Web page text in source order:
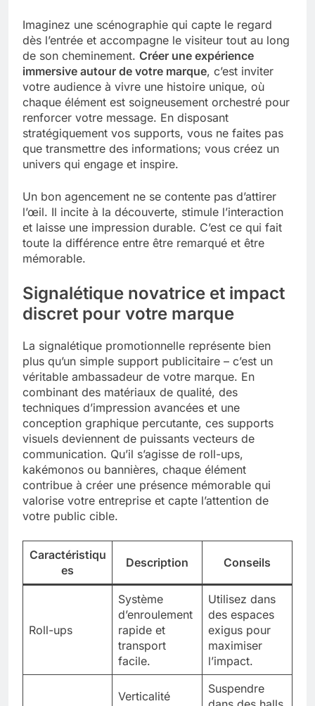
Imaginez une scénographie qui capte le regard
dès l’entrée et accompagne le visiteur tout au long
de son cheminement. Créer une expérience
immersive autour de votre marque, c’est inviter
votre audience à vivre une histoire unique, où
chaque élément est soigneusement orchestré pour
renforcer votre message. En disposant
stratégiquement vos supports, vous ne faites pas
que transmettre des informations; vous créez un
univers qui engage et inspire.
Un bon agencement ne se contente pas d’attirer
l’œil. Il incite à la découverte, stimule l’interaction
et laisse une impression durable. C’est ce qui fait
toute la différence entre être remarqué et être
mémorable.
Signalétique novatrice et impact
discret pour votre marque
La signalétique promotionnelle représente bien
plus qu’un simple support publicitaire – c’est un
véritable ambassadeur de votre marque. En
combinant des matériaux de qualité, des
techniques d’impression avancées et une
conception graphique percutante, ces supports
visuels deviennent de puissants vecteurs de
communication. Qu’il s’agisse de roll-ups,
kakémonos ou bannières, chaque élément
contribue à créer une présence mémorable qui
valorise votre entreprise et capte l’attention de
votre public cible.
Caractéristiqu
es
Description Conseils
Roll-ups
Système
d’enroulement
rapide et
transport
facile.
Utilisez dans
des espaces
exigus pour
maximiser
l’impact.
Verticalité
Suspendre